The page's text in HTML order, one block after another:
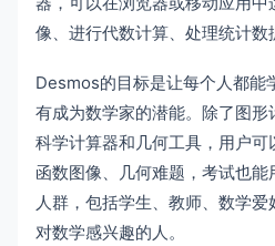
像、进行代数计算、处理统计数
Desmos的目标是让每个人都能
有成为数学家的潜能。除了图
科学计算器和几何工具，用户
函数图像、几何难题，考试也
人群，包括学生、教师、数学
对数学感兴趣的人。